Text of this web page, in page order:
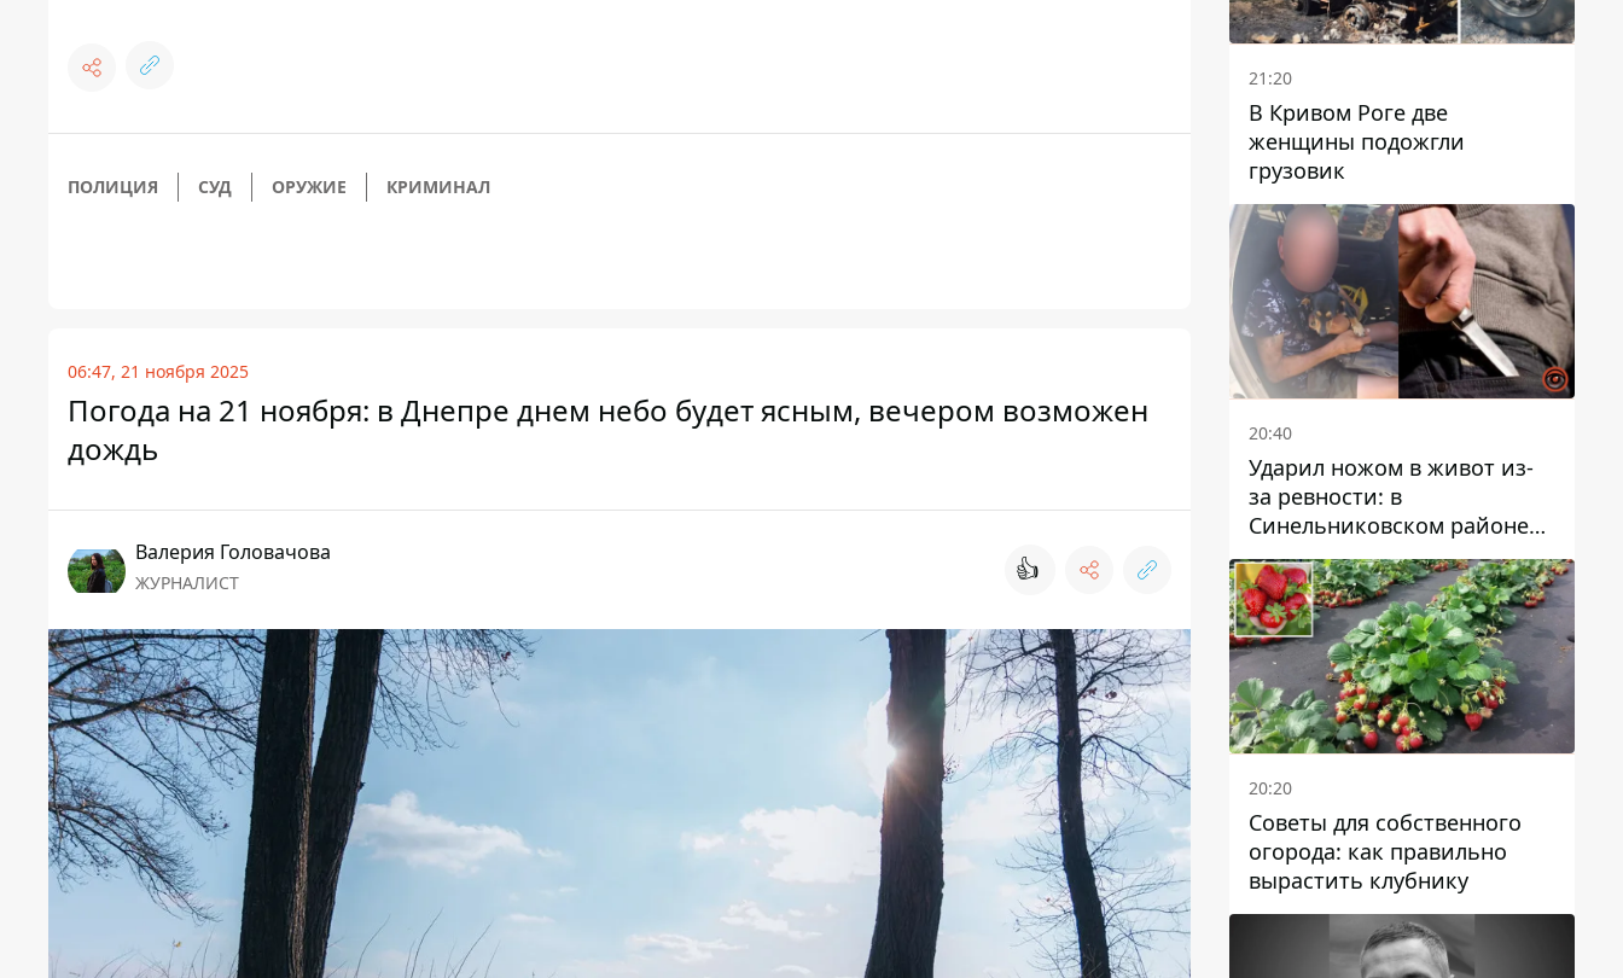
ПОЛИЦИЯ СУД ОРУЖИЕ КРИМИНАЛ
06:47, 21 ноября 2025
Погода на 21 ноября: в Днепре днем небо будет ясным, вечером возможен
дождь
Валерия Головачова
ЖУРНАЛИСТ 👍
21:20
В Кривом Роге две
женщины подожгли
грузовик
20:40
Ударил ножом в живот из-
за ревности: в
Синельниковском районе
задержали 49-летнего
мужчину за убийство
20:20
Советы для собственного
огорода: как правильно
вырастить клубнику